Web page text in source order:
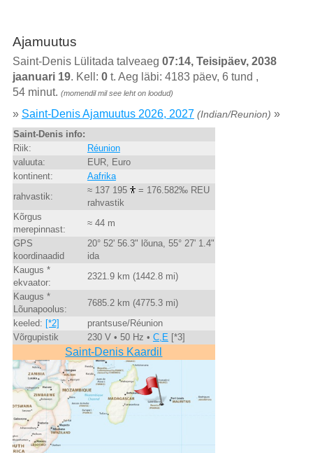
Ajamuutus
Saint-Denis Lülitada talveaeg 07:14, Teisipäev, 2038
jaanuari 19. Kell: 0t. Aeg läbi: 4183 päev, 6 tund ,
54 minut. (momendil mil see leht on loodud)
» Saint-Denis Ajamuutus 2026, 2027 (Indian/Reunion) »
Saint-Denis info:
Riik:
Réunion
valuuta:
EUR, Euro
kontinent:
Aafrika
rahvastik:
≈ 137 195
= 176.582‰ REU
rahvastik
Kõrgus
merepinnast:
≈ 44 m
GPS
koordinaadid
20° 52' 56.3" lõuna, 55° 27' 1.4"
ida
Kaugus *
ekvaator:
2321.9 km (1442.8 mi)
Kaugus *
Lõunapoolus:
7685.2 km (4775.3 mi)
keeled: [*2]
prantsuse/Réunion
Võrgupistik
230 V • 50 Hz • C,E[*3]
Saint-Denis Kaardil